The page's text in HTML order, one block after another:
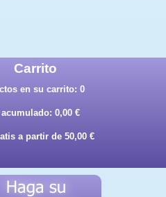
Carrito
en su carrito: 0
0,00 €
a partir de 50,00 €